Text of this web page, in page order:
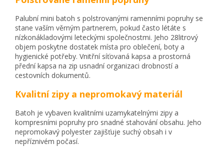
Palubní mini batoh s polstrovanými ramenními popruhy se
stane vaším věrným partnerem, pokud často létáte s
nízkonákladovými leteckými společnostmi. Jeho 28litrový
objem poskytne dostatek místa pro oblečení, boty a
hygienické potřeby. Vnitřní síťovaná kapsa a prostorná
přední kapsa na zip usnadní organizaci drobností a
cestovních dokumentů.
Kvalitní zipy a nepromokavý materiál
Batoh je vybaven kvalitními uzamykatelnými zipy a
kompresními popruhy pro snadné stahování obsahu. Jeho
nepromokavý polyester zajišťuje suchý obsah i v
nepříznivém počasí.